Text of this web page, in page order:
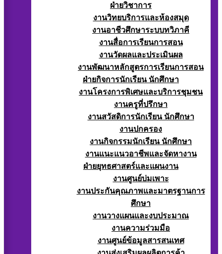
ฝ่ายวิชาการ
งานวิทยบริการและห้องสมุด
งานอาชีวศึกษาระบบทวิภาคี
งานสื่อการเรียนการสอน
งานวัดผลและประเมินผล
งานพัฒนาหลักสูตรการเรียนการสอน
ฝ่ายกิจการนักเรียน นักศึกษา
งานโครงการพิเศษและบริการชุมชน
งานครูที่ปรึกษา
งานสวัสดิการนักเรียน นักศึกษา
งานปกครอง
งานกิจกรรมนักเรียน นักศึกษา
งานแนะแนวอาชีพและจัดหางาน
ฝ่ายยุทธศาสตร์และแผนงาน
งานศูนย์บ่มเพาะ
งานประกันคุณภาพและมาตรฐานการ
ศึกษา
งานวางแผนและงบประมาณ
งานความร่วมมือ
งานศูนย์ข้อมูลสารสนเทศ